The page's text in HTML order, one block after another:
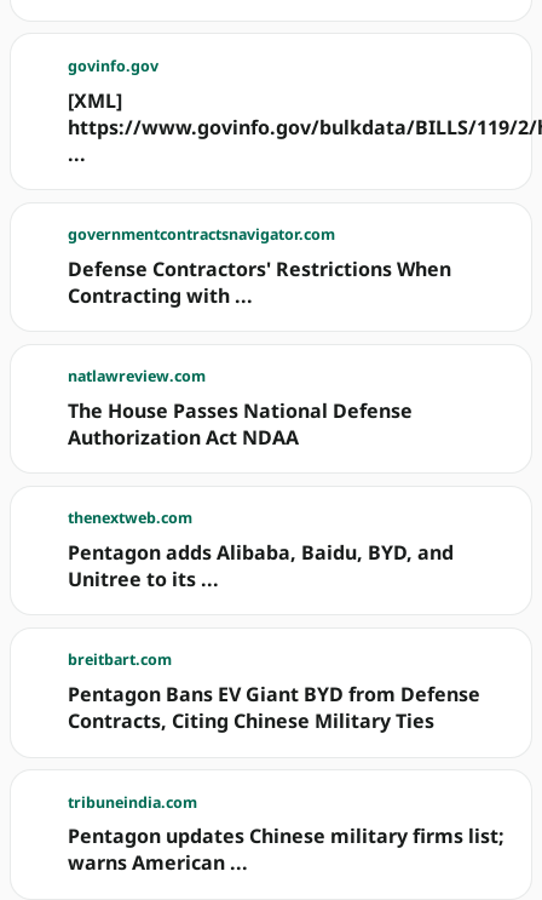
govinfo.gov
[XML]
https://www.govinfo.gov/bulkdata/BILLS/119/2/
...
governmentcontractsnavigator.com
Defense Contractors' Restrictions When
Contracting with ...
natlawreview.com
The House Passes National Defense
Authorization Act NDAA
thenextweb.com
Pentagon adds Alibaba, Baidu, BYD, and
Unitree to its ...
breitbart.com
Pentagon Bans EV Giant BYD from Defense
Contracts, Citing Chinese Military Ties
tribuneindia.com
Pentagon updates Chinese military firms list;
warns American ...